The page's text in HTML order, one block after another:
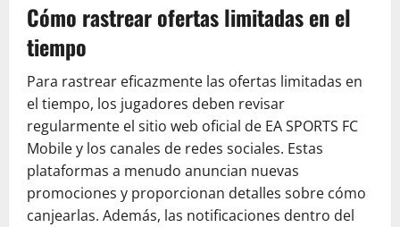
Cómo rastrear ofertas limitadas en el
tiempo
Para rastrear eficazmente las ofertas limitadas en
el tiempo, los jugadores deben revisar
regularmente el sitio web oficial de EA SPORTS FC
Mobile y los canales de redes sociales. Estas
plataformas a menudo anuncian nuevas
promociones y proporcionan detalles sobre cómo
canjearlas. Además, las notificaciones dentro del